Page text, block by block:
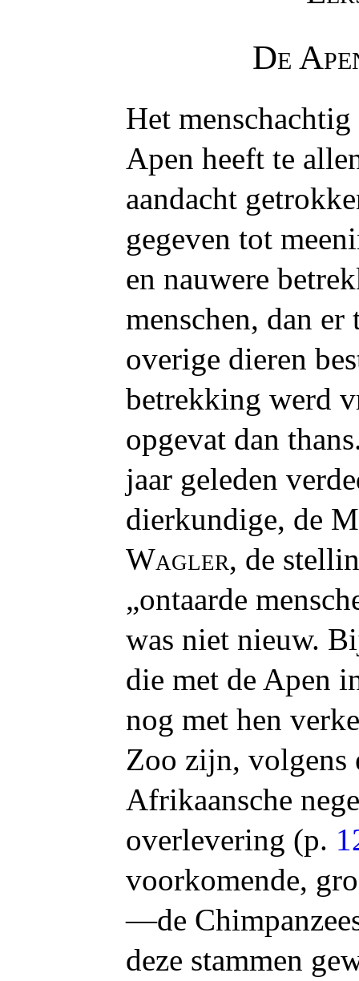
De
Het
Apen heeft te
aandacht
gegeven tot
en nauwere
menschen, dan er
overige dieren
betrekking werd
opgevat dan
jaar geleden
dierkundige, de
Wagler, de
„ontaarde
was niet nieuw.
die met de Apen
nog met hen
Zoo zijn, volgens
Afrikaansche
overlevering (p.
voorkomende,
—de
deze stammen